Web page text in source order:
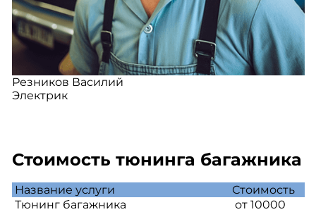
Резников Василий
Электрик
Стоимость тюнинга багажника
Название услуги
Стоимость
Тюнинг багажника
от 10000